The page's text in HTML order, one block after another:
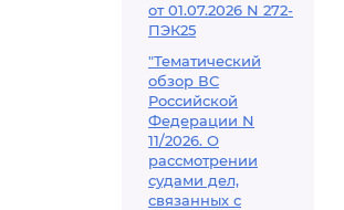
от 01.07.2026 N 272-
ПЭК25
"Тематический
обзор ВС
Российской
Федерации N
11/2026. О
рассмотрении
судами дел,
связанных с